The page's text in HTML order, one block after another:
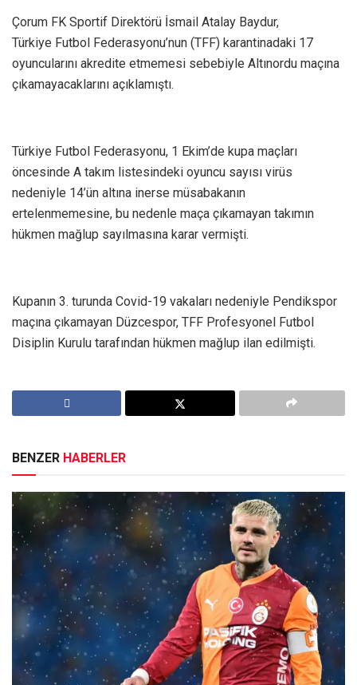
Çorum FK Sportif Direktörü İsmail Atalay Baydur,
Türkiye Futbol Federasyonu’nun (TFF) karantinadaki 17
oyuncularını akredite etmemesi sebebiyle Altınordu maçına
çıkamayacaklarını açıklamıştı.
Türkiye Futbol Federasyonu, 1 Ekim’de kupa maçları
öncesinde A takım listesindeki oyuncu sayısı virüs
nedeniyle 14’ün altına inerse müsabakanın
ertelenmemesine, bu nedenle maça çıkamayan takımın
hükmen mağlup sayılmasına karar vermişti.
Kupanın 3. turunda Covid-19 vakaları nedeniyle Pendikspor
maçına çıkamayan Düzcespor, TFF Profesyonel Futbol
Disiplin Kurulu tarafından hükmen mağlup ilan edilmişti.
BENZER HABERLER